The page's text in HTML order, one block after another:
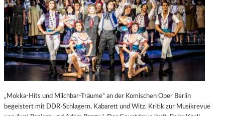
„Mokka-Hits und Milchbar-Träume“ an der Komischen Oper Berlin
begeistert mit DDR-Schlagern, Kabarett und Witz. Kritik zur Musikrevue